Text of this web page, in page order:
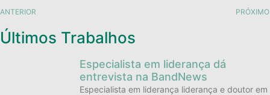
ANTERIOR PRÓXIMO
Últimos Trabalhos
Especialista em liderança dá
entrevista na BandNews
Especialista em liderança liderança e doutor em